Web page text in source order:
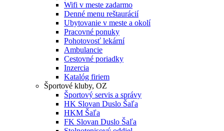
Wifi v meste zadarmo
Denné menu reštaurácií
Ubytovanie v meste a okolí
Pracovné ponuky
Pohotovosť lekární
Ambulancie
Cestovné poriadky
Inzercia
Katalóg firiem
Športové kluby, OZ
Športový servis a správy
HK Slovan Duslo Šaľa
HKM Šaľa
FK Slovan Duslo Šaľa